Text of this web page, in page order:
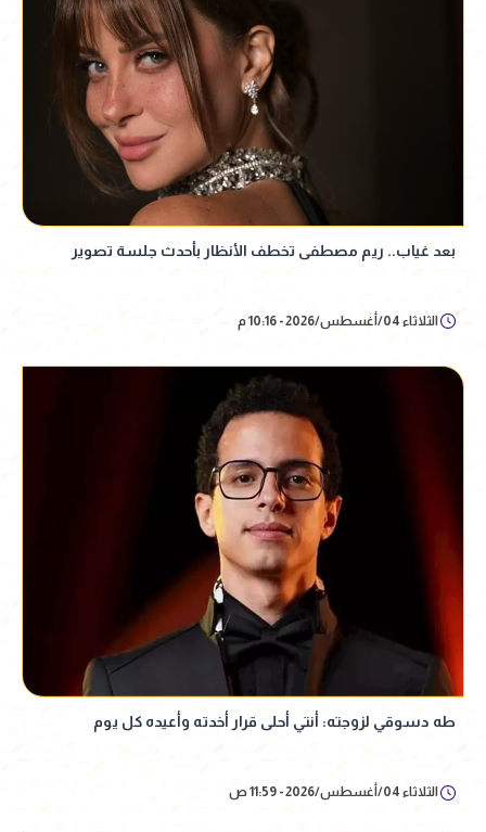
بعد غياب.. ريم مصطفى تخطف الأنظار بأحدث جلسة تصوير
الثلاثاء 04/أغسطس/2026 - 10:16 م
طه دسوقي لزوجته: أنتي أحلى قرار أخدته وأعيده كل يوم
الثلاثاء 04/أغسطس/2026 - 11:59 ص